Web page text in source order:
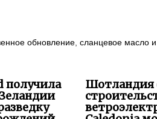
обновление сланцевое масло и
получила
Шотландия